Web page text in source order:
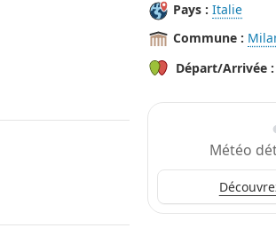
Pays : Italie
Commune :
Départ/Arrivée :
Météo